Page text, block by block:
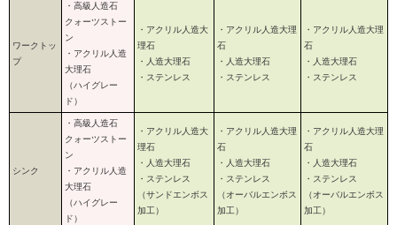
ワークトッ
プ
・高級人造石
クォーツストー
ン
・アクリル人造
大理石
（ハイグレー
ド）
・アクリル人造大
理石
・人造大理石
・ステンレス
・アクリル人造大理
石
・人造大理石
・ステンレス
・アクリル人造大理
石
・人造大理石
・ステンレス
シンク
・高級人造石
クォーツストー
ン
・アクリル人造
大理石
（ハイグレー
ド）
・アクリル人造大
理石
・人造大理石
・ステンレス
（サンドエンボス
加工）
・アクリル人造大理
石
・人造大理石
・ステンレス
（オーバルエンボス
加工）
・アクリル人造大理
石
・人造大理石
・ステンレス
（オーバルエンボス
加工）